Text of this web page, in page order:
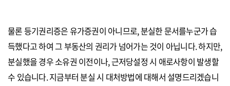
물론 등기권리증은 유가증권이 아니므로, 분실한 문서를누군가 습
득했다고 하여 그 부동산의 권리가 넘어가는 것이 아닙니다. 하지만,
분실했을 경우 소유권 이전이나, 근저당설정 시 애로사항이 발생할
수 있습니다.지금부터 분실 시 대처방법에 대해서 설명드리겠습니